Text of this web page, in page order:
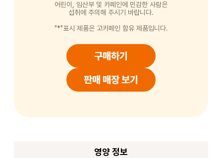
어린이, 임산부 및 카페인에 민감한 사람은
섭취에 주의해 주시기 바랍니다.
"*"표시 제품은 고카페인 함유 제품입니다.
구매하기
판매 매장 보기
영양 정보